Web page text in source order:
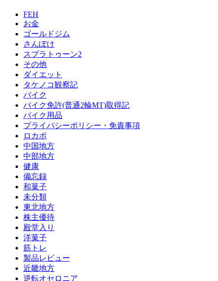
FEH
お金
ゴールドジム
さんぽけ
スプラトゥーン2
その他
ダイエット
タケノコ観察記
バイク
バイク免許(普通2輪MT)取得記
バイク用品
プライバシーポリシー・免責事項
ロカボ
中国地方
中部地方
健康
備忘録
和菓子
未分類
東北地方
株主優待
殿堂入り
洋菓子
筋トレ
製品レビュー
近畿地方
逆転オセロニア